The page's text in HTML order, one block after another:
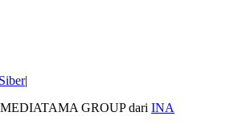
GROUP dari INA